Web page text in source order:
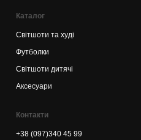
Каталог
Світшоти та худі
Футболки
Світшоти дитячі
Аксесуари
Контакти
+38 (097)340 45 99